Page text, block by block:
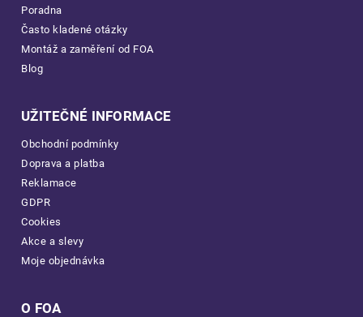
Poradna
Často kladené otázky
Montáž a zaměření od FOA
Blog
UŽITEČNÉ INFORMACE
Obchodní podmínky
Doprava a platba
Reklamace
GDPR
Cookies
Akce a slevy
Moje objednávka
O FOA